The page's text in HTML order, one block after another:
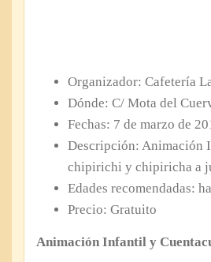
Organizador: Cafetería
Dónde: C/ Mota del
Fechas: 7 de marzo de
Descripción: Animación
chipirichi y chipiricha a
Edades recomendadas:
Precio: Gratuito
Animación Infantil y